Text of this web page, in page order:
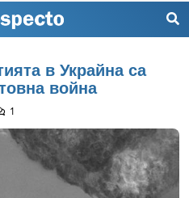
в Украйна са
война
1